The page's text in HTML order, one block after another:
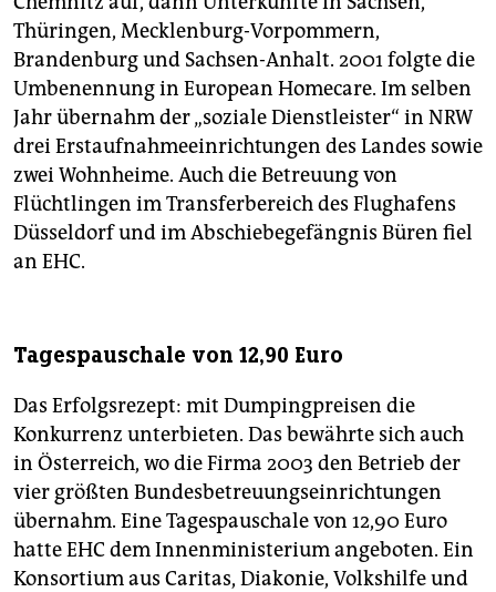
Thüringen, Mecklenburg-Vorpommern,
Brandenburg und Sachsen-Anhalt. 2001 folgte die
Umbenennung in European Homecare. Im selben
Jahr übernahm der „soziale Dienstleister“ in NRW
drei Erstaufnahmeeinrichtungen des Landes sowie
zwei Wohnheime. Auch die Betreuung von
Flüchtlingen im Transferbereich des Flughafens
Düsseldorf und im Abschiebegefängnis Büren fiel
an EHC.
Tagespauschale von 12,90 Euro
Das Erfolgsrezept: mit Dumpingpreisen die
Konkurrenz unterbieten. Das bewährte sich auch
in Österreich, wo die Firma 2003 den Betrieb der
vier größten Bundesbetreuungseinrichtungen
übernahm. Eine Tagespauschale von 12,90 Euro
hatte EHC dem Innenministerium angeboten. Ein
Konsortium aus Caritas, Diakonie, Volkshilfe und